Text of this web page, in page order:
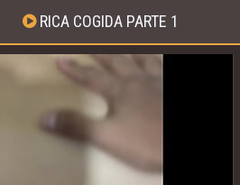
RICA COGIDA PARTE 1